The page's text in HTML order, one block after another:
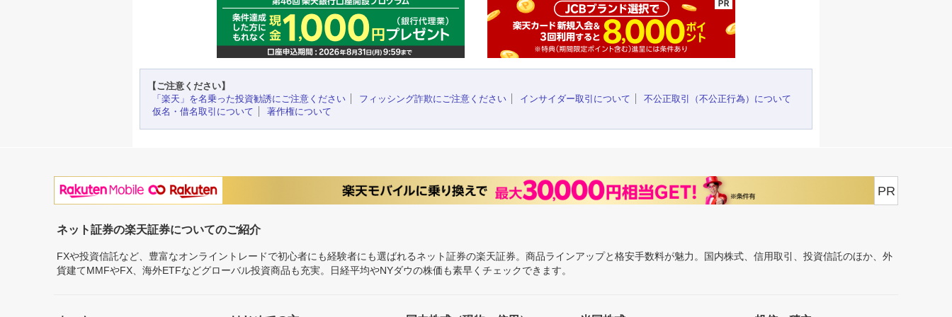
【ご注意ください】
「楽天」を名乗った投資勧誘にご注意ください
フィッシング詐欺にご注意ください インサイダー取引について
不公正取引（不公正行為）について
仮名・借名取引について
著作権について
PR
ネット証券の楽天証券についてのご紹介
FXや投資信託など、豊富なオンライントレードで初心者にも経験者にも選ばれるネット証券の楽天証券。商品ラインアップと格安手数料が魅力。国内株式、信用取引、投資信託のほか、外
貨建てMMFやFX、海外ETFなどグローバル投資商品も充実。日経平均やNYダウの株価も素早くチェックできます。